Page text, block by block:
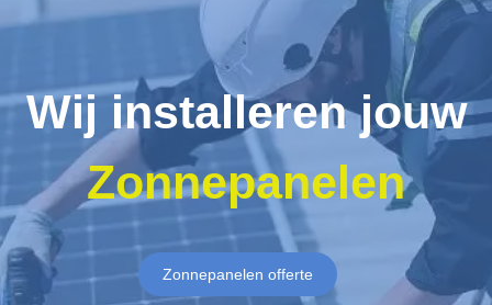
Wij installeren jouw
Zonnepanelen
Zonnepanelen offerte